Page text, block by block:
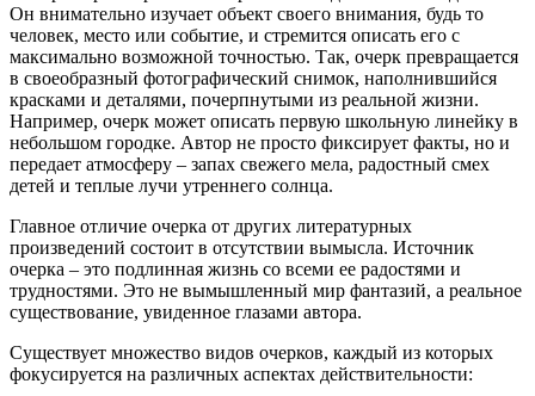
Он внимательно изучает объект своего внимания, будь то
человек, место или событие, и стремится описать его с
максимально возможной точностью. Так, очерк превращается
в своеобразный фотографический снимок, наполнившийся
красками и деталями, почерпнутыми из реальной жизни.
Например, очерк может описать первую школьную линейку в
небольшом городке. Автор не просто фиксирует факты, но и
передает атмосферу – запах свежего мела, радостный смех
детей и теплые лучи утреннего солнца.
Главное отличие очерка от других литературных
произведений состоит в отсутствии вымысла. Источник
очерка – это подлинная жизнь со всеми ее радостями и
трудностями. Это не вымышленный мир фантазий, а реальное
существование, увиденное глазами автора.
Существует множество видов очерков, каждый из которых
фокусируется на различных аспектах действительности: